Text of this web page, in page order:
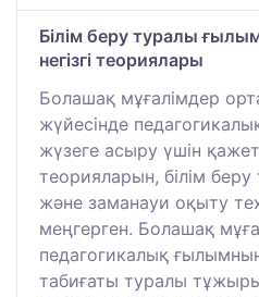
Білім беру туралы
негізгі теориялары
Болашақ мұғалімдер
жүйесінде
жүзеге асыру үшін
теорияларын, білім
және заманауи оқыту
меңгерген. Болашақ
педагогикалық
табиғаты туралы